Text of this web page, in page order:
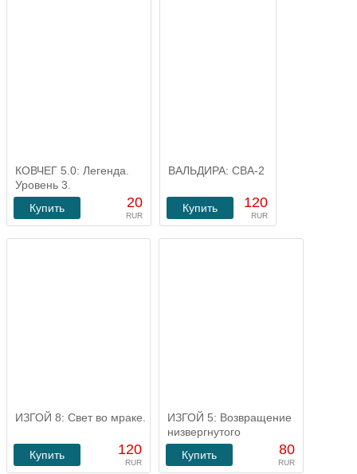
КОВЧЕГ 5.0: Легенда.
Уровень 3.
20
RUR
Купить
ВАЛЬДИРА: СВА-2
120
RUR
Купить
ИЗГОЙ 8: Свет во мраке.
120
RUR
Купить
ИЗГОЙ 5: Возвращение
низвергнутого
80
RUR
Купить